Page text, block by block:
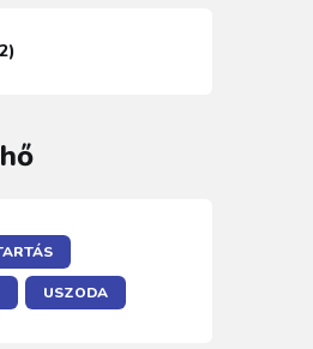
USZODA